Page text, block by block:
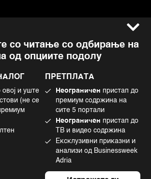
со читање со одбирање на
од опциите подолу
овој и уште
(не се
ПРЕТПЛАТА
Неограничен пристап до
премиум содржина на
сите 5 портали
Неограничен пристап до
ТВ и видео содржина
Ексклузивни приказни и
анализи од Businessweek
Adria
интелигенција
Facebook
Instagram
Twitter
Tiktok
L.P. All Rights Reserved. BLOOMBERG and the
are registered trademarks and service marks of
L.P. or its subsidiaries, displayed with permission
Adria is a Mtel Swiss SA Property
News CMS by Cubes